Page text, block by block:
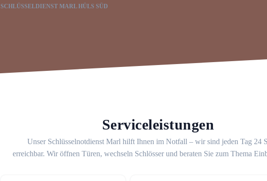
SCHLÜSSELDIENST MARL HÜLS SÜD
Serviceleistungen
Unser Schlüsselnotdienst Marl hilft Ihnen im Notfall – wir sind jeden Tag 24
erreichbar. Wir öffnen Türen, wechseln Schlösser und beraten Sie zum Thema